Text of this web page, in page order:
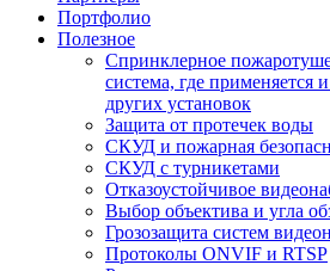
Портфолио
Полезное
Спринклерное
система, где применяется
других установок
Защита от протечек воды
СКУД и пожарная
СКУД с турникетами
Отказоустойчивое
Выбор объектива и угла
Грозозащита систем
Протоколы ONVIF и RTSP